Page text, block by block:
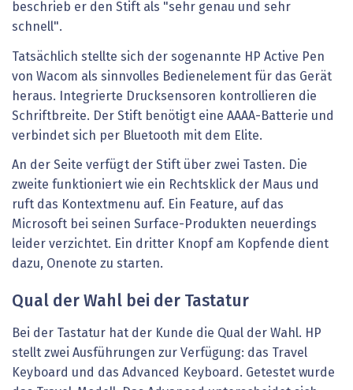
beschrieb er den Stift als "sehr genau und sehr
schnell".
Tatsächlich stellte sich der sogenannte HP Active Pen
von Wacom als sinnvolles Bedienelement für das Gerät
heraus. Integrierte Drucksensoren kontrollieren die
Schriftbreite. Der Stift benötigt eine AAAA-Batterie und
verbindet sich per Bluetooth mit dem Elite.
An der Seite verfügt der Stift über zwei Tasten. Die
zweite funktioniert wie ein Rechtsklick der Maus und
ruft das Kontextmenu auf. Ein Feature, auf das
Microsoft bei seinen Surface-Produkten neuerdings
leider verzichtet. Ein dritter Knopf am Kopfende dient
dazu, Onenote zu starten.
Qual der Wahl bei der Tastatur
Bei der Tastatur hat der Kunde die Qual der Wahl. HP
stellt zwei Ausführungen zur Verfügung: das Travel
Keyboard und das Advanced Keyboard. Getestet wurde